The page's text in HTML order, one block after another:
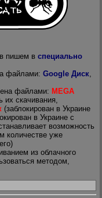
пишем в специально
файлами: Google Диск,
файлами: MEGA
их скачивания,
(заблокирован в Украине
в Украине с
возможность
количестве уже
из облачного
методом,